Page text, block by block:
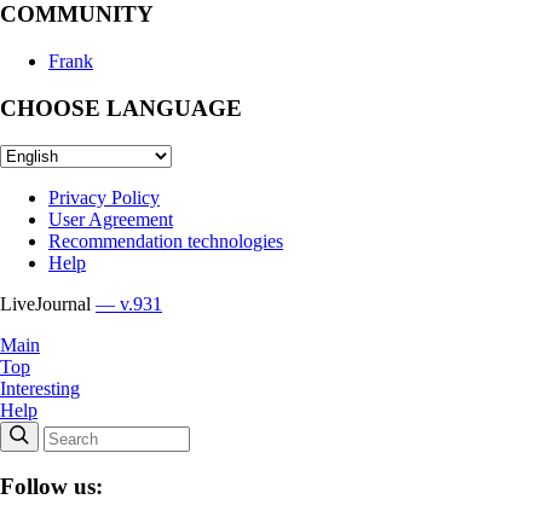
COMMUNITY
Frank
CHOOSE LANGUAGE
Privacy Policy
User Agreement
Recommendation technologies
Help
LiveJournal — v.931
Main
Top
Interesting
Help
Follow us: